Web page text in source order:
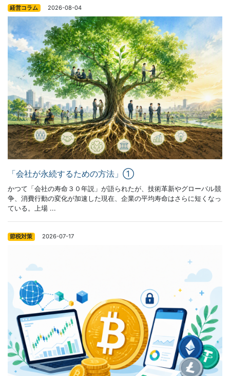
経営コラム 2026-08-04
「会社が永続するための方法」①
かつて「会社の寿命３０年説」が語られたが、技術革新やグローバル競
争、消費行動の変化が加速した現在、企業の平均寿命はさらに短くなっ
ている。上場 ...
節税対策 2026-07-17